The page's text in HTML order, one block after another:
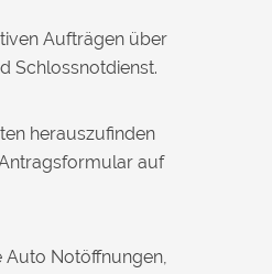
Aufträgen über
Schlossnotdienst.
herauszufinden
auf
Auto Notöffnungen,